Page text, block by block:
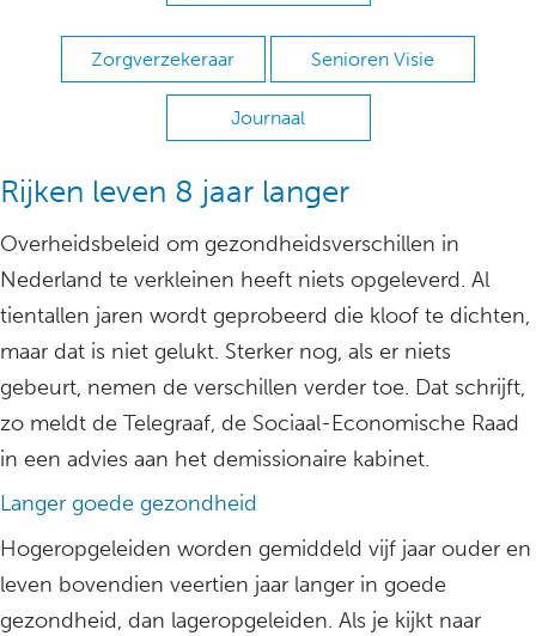
Zorgverzekeraar Senioren Visie
Journaal
Rijken leven 8 jaar langer
Overheidsbeleid om gezondheidsverschillen in
Nederland te verkleinen heeft niets opgeleverd. Al
tientallen jaren wordt geprobeerd die kloof te dichten,
maar dat is niet gelukt. Sterker nog, als er niets
gebeurt, nemen de verschillen verder toe. Dat schrijft,
zo meldt de Telegraaf, de Sociaal-Economische Raad
in een advies aan het demissionaire kabinet.
Langer goede gezondheid
Hogeropgeleiden worden gemiddeld vijf jaar ouder en
leven bovendien veertien jaar langer in goede
gezondheid, dan lageropgeleiden. Als je kijkt naar